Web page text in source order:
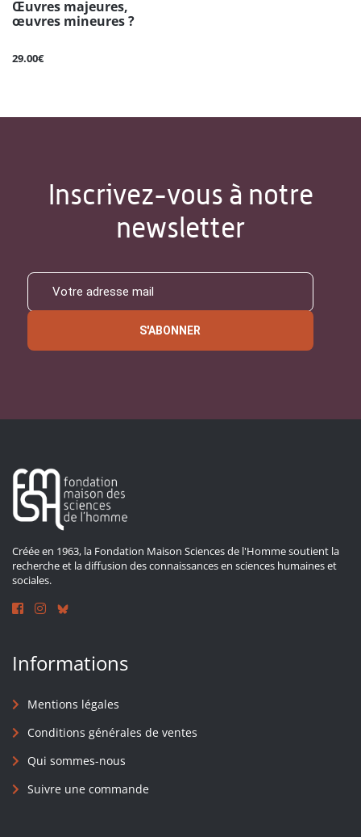
Œuvres majeures,
œuvres mineures ?
29.00€
Inscrivez-vous à notre
newsletter
S'ABONNER
Créée en 1963, la Fondation Maison Sciences de l'Homme soutient la
recherche et la diffusion des connaissances en sciences humaines et
sociales.
Informations
Mentions légales
Conditions générales de ventes
Qui sommes-nous
Suivre une commande